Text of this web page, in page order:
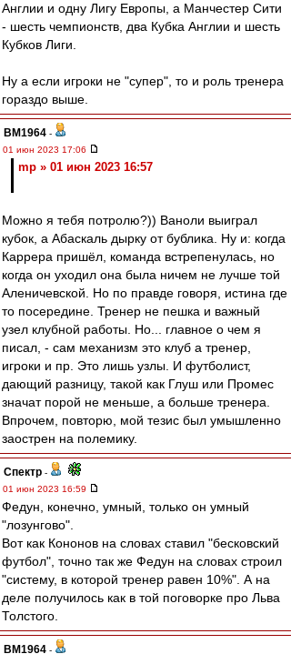
Англии и одну Лигу Европы, а Манчестер Сити
- шесть чемпионств, два Кубка Англии и шесть
Кубков Лиги.
Ну а если игроки не "супер", то и роль тренера
гораздо выше.
BM1964 -
01 июн 2023 17:06
mp » 01 июн 2023 16:57
Можно я тебя потролю?)) Ваноли выиграл
кубок, а Абаскаль дырку от бублика. Ну и: когда
Каррера пришёл, команда встрепенулась, но
когда он уходил она была ничем не лучше той
Аленичевской. Но по правде говоря, истина где
то посередине. Тренер не пешка и важный
узел клубной работы. Но... главное о чем я
писал, - сам механизм это клуб а тренер,
игроки и пр. Это лишь узлы. И футболист,
дающий разницу, такой как Глуш или Промес
значат порой не меньше, а больше тренера.
Впрочем, повторю, мой тезис был умышленно
заострен на полемику.
Спектр -
01 июн 2023 16:59
Федун, конечно, умный, только он умный
"лозунгово".
Вот как Кононов на словах ставил "бесковский
футбол", точно так же Федун на словах строил
"систему, в которой тренер равен 10%". А на
деле получилось как в той поговорке про Льва
Толстого.
BM1964 -